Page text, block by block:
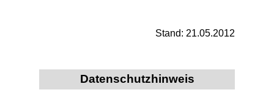
Stand: 21.05.2012
Datenschutzhinweis